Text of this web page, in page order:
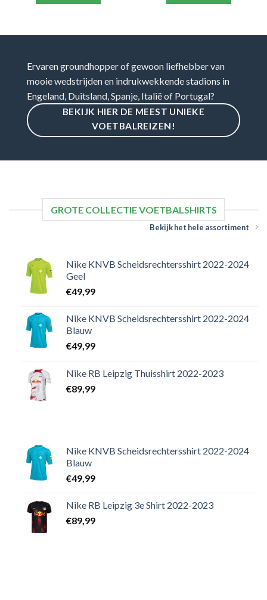
Ervaren groundhopper of gewoon liefhebber van
mooie wedstrijden en indrukwekkende stadions in
Engeland, Duitsland, Spanje, Italië of Portugal?
BEKIJK HIER DE MEEST UNIEKE
VOETBALREIZEN!
GROTE COLLECTIE VOETBALSHIRTS
Bekijk het hele assortiment
Nike KNVB Scheidsrechtersshirt 2022-2024
Geel
€49,99
Nike KNVB Scheidsrechtersshirt 2022-2024
Blauw
€49,99
Nike RB Leipzig Thuisshirt 2022-2023
€89,99
Nike KNVB Scheidsrechtersshirt 2022-2024
Blauw
€49,99
Nike RB Leipzig 3e Shirt 2022-2023
€89,99